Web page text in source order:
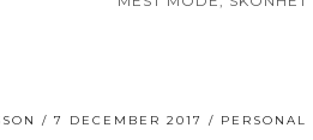
7 DECEMBER 2017 PERSONAL